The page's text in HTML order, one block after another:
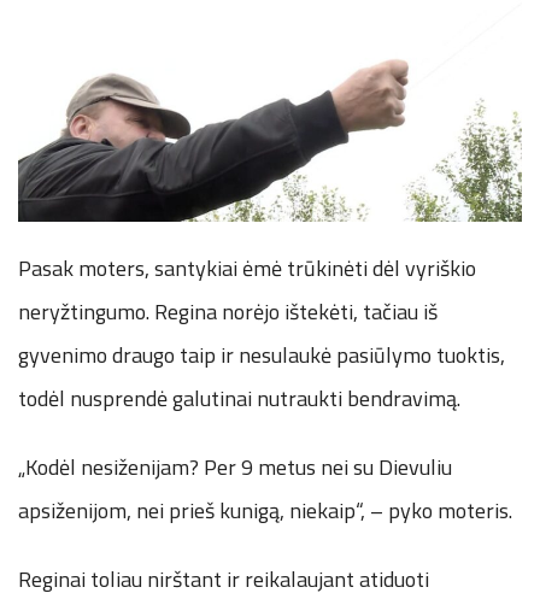
Pasak moters, santykiai ėmė trūkinėti dėl vyriškio
neryžtingumo. Regina norėjo ištekėti, tačiau iš
gyvenimo draugo taip ir nesulaukė pasiūlymo tuoktis,
todėl nusprendė galutinai nutraukti bendravimą.
„Kodėl nesiženijam? Per 9 metus nei su Dievuliu
apsiženijom, nei prieš kunigą, niekaip“, – pyko moteris.
Reginai toliau nirštant ir reikalaujant atiduoti